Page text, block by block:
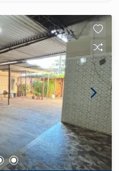
de serviços e
como a Avenida
Localização
corredores
Independência e
bairro permite
o Centro e outras
a rodovias
São Paulo.
tenha um forte
o bairro